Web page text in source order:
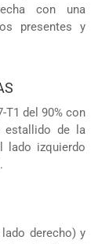
con una
presentes y
del 90% con
estallido de la
lado izquierdo
derecho) y